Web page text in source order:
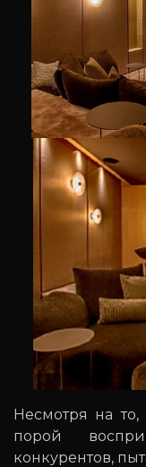
Несмотря на
порой
конкурентов,